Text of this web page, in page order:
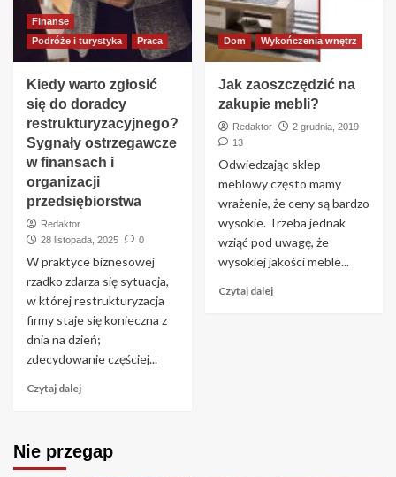
Finanse
Podróże i turystyka
Praca
Kiedy warto zgłosić
się do doradcy
restrukturyzacyjnego?
Sygnały ostrzegawcze
w finansach i
organizacji
przedsiębiorstwa
Redaktor
28 listopada, 2025
0
W praktyce biznesowej
rzadko zdarza się sytuacja,
w której restrukturyzacja
firmy staje się konieczna z
dnia na dzień;
zdecydowanie częściej...
Czytaj dalej
Dom Wykończenia wnętrz
Jak zaoszczędzić na
zakupie mebli?
Redaktor
2 grudnia, 2019
13
Odwiedzając sklep
meblowy często mamy
wrażenie, że ceny są bardzo
wysokie. Trzeba jednak
wziąć pod uwagę, że
wysokiej jakości meble...
Czytaj dalej
Nie przegap